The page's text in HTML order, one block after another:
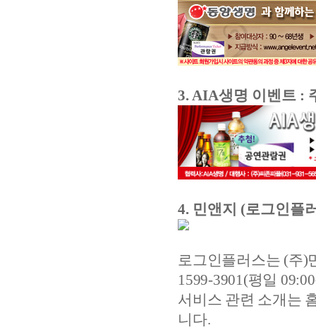
3. AIA생명 이벤트 :
4. 민앤지 (로그인플
로그인플러스는 (주)
1599-3901(평일
서비스 관련 소개는
니다.